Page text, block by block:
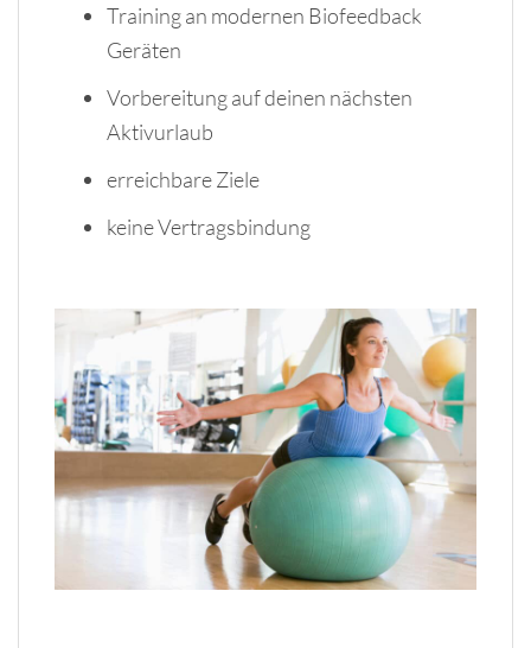
Training an modernen Biofeedback
Geräten
Vorbereitung auf deinen nächsten
Aktivurlaub
erreichbare Ziele
keine Vertragsbindung